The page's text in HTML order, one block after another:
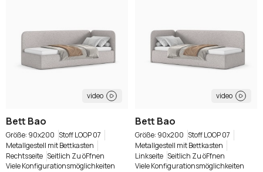
video
Bett Bao
90x200 Stoff LOOP 07
Metallgestell mit Bettkasten
Rechtsseite Seitlich Zu öFfnen
Viele Konfigurationsmöglichkeiten
video
Bett Bao
90x200 Stoff LOOP 07
Metallgestell mit Bettkasten
Linkseite Seitlich Zu öFfnen
Viele Konfigurationsmöglichkeiten